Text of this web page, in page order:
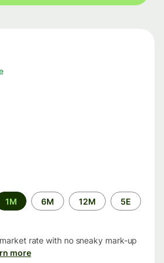
1M 6M 12M 5Ε
rate with no sneaky mark-up
more